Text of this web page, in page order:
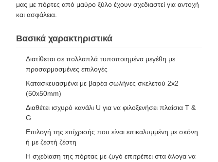
μας με πόρτες από μαύρο ξύλο έχουν σχεδιαστεί για αντοχή
και ασφάλεια.
Βασικά χαρακτηριστικά
Διατίθεται σε πολλαπλά τυποποιημένα μεγέθη με
προσαρμοσμένες επιλογές
Κατασκευασμένα με βαρέα σωλήνες σκελετού 2x2
(50x50mm)
Διαθέτει ισχυρό κανάλι U για να φιλοξενήσει πλαίσια T &
G
Επιλογή της επίχρισής που είναι επικαλυμμένη με σκόνη
ή με ζεστή ζέστη
Η σχεδίαση της πόρτας με ζυγό επιτρέπει στα άλογα να